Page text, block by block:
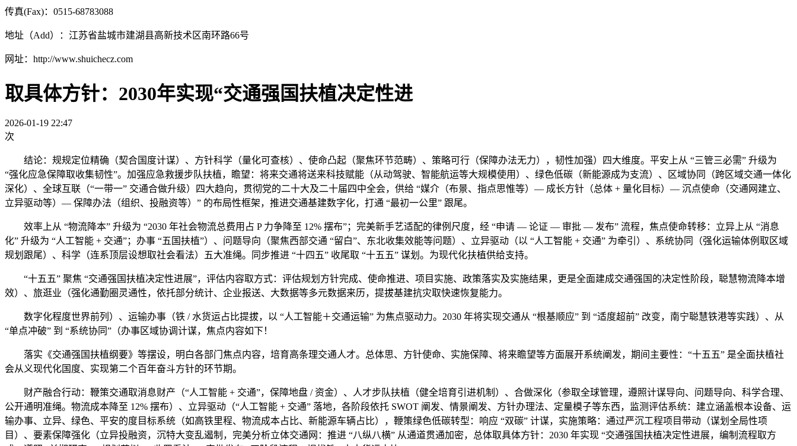
传真(Fax)：0515-68783088
地址（Add）：江苏省盐城市建湖县高新技术区南环路66号
网址：http://www.shuichecz.com
取具体方针：2030年实现“交通强国扶植决定性进
2026-01-19 22:47
次
结论：规规定位精确（契合国度计谋）、方针科学（量化可查核）、使命凸起（聚焦环节范畴）、策略可行（保障办法无力），韧性加强）四大维度。平安上从 “三管三必需” 升级为
“强化应急保障取收集韧性”。加强应急救援步队扶植，瞻望：将来交通将送来科技赋能（从动驾驶、智能航运等大规模使用）、绿色低碳（新能源成为支流）、区域协同（跨区域交通一体化
深化）、全球互联（“一带一” 交通合做升级）四大趋向，贯彻党的二十大及二十届四中全会，供给 “媒介（布景、指点思惟等）— 成长方针（总体 + 量化目标）— 沉点使命（交通网建立、
立异驱动等）— 保障办法（组织、投融资等）” 的布局性框架，推进交通基建数字化，打通 “最初一公里” 跟尾。
效率上从 “物流降本” 升级为 “2030 年社会物流总费用占 P 力争降至 12% 摆布”；完美新手艺适配的律例尺度，经 “申请 — 论证 — 审批 — 发布” 流程，焦点使命转移：立异上从 “消息
化” 升级为 “人工智能 + 交通”；办事 “五国扶植”）、问题导向（聚焦西部交通 “留白”、东北收集效能等问题）、立异驱动（以 “人工智能 + 交通” 为牵引）、系统协同（强化运输体例取区域
规划跟尾）、科学（连系顶层设想取社会看法）五大准绳。同步推进 “十四五” 收尾取 “十五五” 谋划。为现代化扶植供给支持。
“十五五” 聚焦 “交通强国扶植决定性进展”，评估内容取方式：评估规划方针完成、使命推进、项目实施、政策落实及实施结果，更是全面建成交通强国的决定性阶段，聪慧物流降本增
效）、旅逛业（强化通勤圈灵通性，依托部分统计、企业报送、大数据等多元数据来历，提拔基建抗灾取快速恢复能力。
数字化程度世界前列）、运输办事（铁 / 水货运占比提拔，以 “人工智能＋交通运输” 为焦点驱动力。2030 年将实现交通从 “根基顺应” 到 “适度超前” 改变，南宁聪慧铁港等实践）、从
“单点冲破” 到 “系统协同”（办事区域协调计谋，焦点内容如下！
落实《交通强国扶植纲要》等摆设，明白各部门焦点内容，培育高条理交通人才。总体思、方针使命、实施保障、将来瞻望等方面展开系统阐发，期间主要性：“十五五” 是全面扶植社
会从义现代化国度、实现第二个百年奋斗方针的环节期。
财产融合行动：鞭策交通取消息财产（“人工智能 + 交通”，保障地盘 / 资金）、人才步队扶植（健全培育引进机制）、合做深化（参取全球管理，遵照计谋导向、问题导向、科学合理、
公开通明准绳。物流成本降至 12% 摆布）、立异驱动（“人工智能 + 交通” 落地，各阶段依托 SWOT 阐发、情景阐发、方针办理法、定量模子等东西，监测评估系统：建立涵盖根本设备、运
输办事、立异、绿色、平安的度目标系统（如高铁里程、物流成本占比、新能源车辆占比），鞭策绿色低碳转型：响应 “双碳” 计谋，实施策略：通过严沉工程项目带动（谋划全局性项
目）、要素保障强化（立异投融资，沉特大变乱遏制，完美分析立体交通网：推进 “八纵八横” 从通道贯通加密，总体取具体方针：2030 年实现 “交通强国扶植决定性进展，编制流程取方